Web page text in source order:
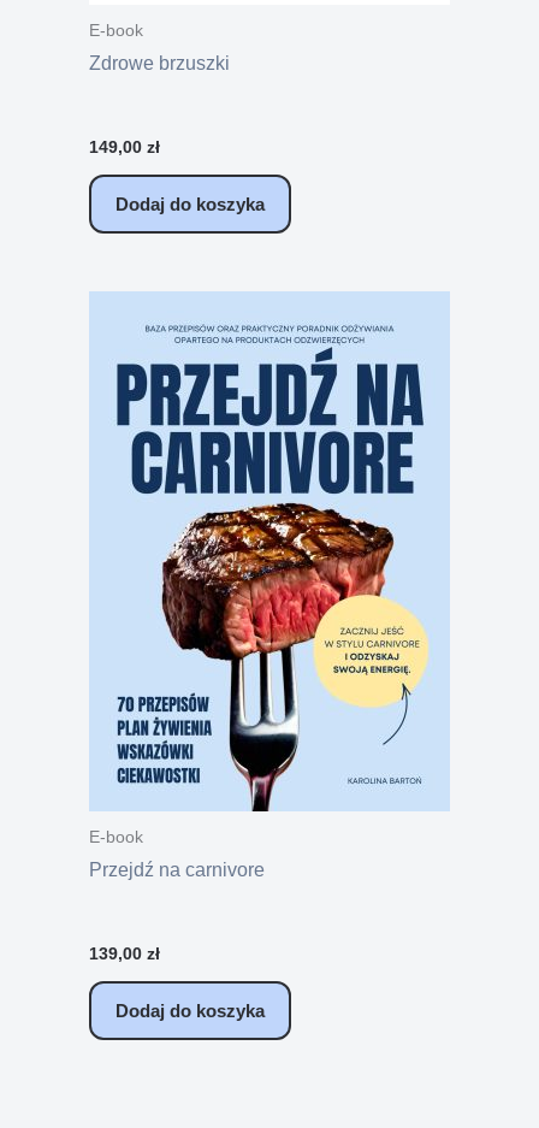
E-book
Zdrowe brzuszki
149,00 zł
Dodaj do koszyka
E-book
Przejdź na carnivore
139,00 zł
Dodaj do koszyka